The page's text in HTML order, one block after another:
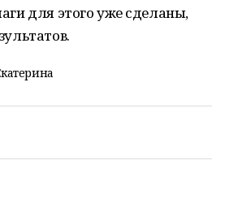
для этого уже сделаны,